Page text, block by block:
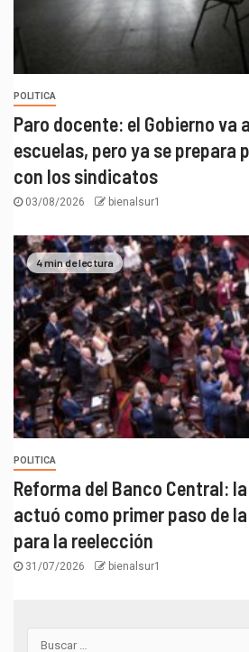
POLITICA
Paro docente: el Gobierno va
escuelas, pero ya se prepara
con los sindicatos
03/08/2026 bienalsur1
4 min de lectura
POLITICA
Reforma del Banco Central:
actuó como primer paso de
para la reelección
31/07/2026 bienalsur1